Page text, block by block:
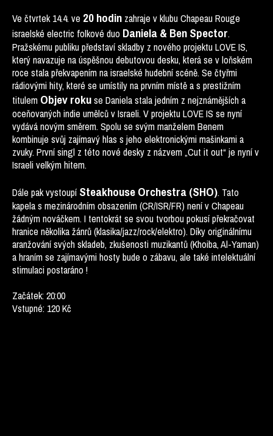
Ve čtvrtek 14.4. ve 20 hodin zahraje v klubu Chapeau Rouge
israelské electric folkové duo Daniela & Ben Spector.
Pražskému publiku představí skladby z nového projektu LOVE IS,
který navazuje na úspěšnou debutovou desku, která se v loňském
roce stala překvapením na israelské hudební scéně. Se čtyřmi
rádiovými hity, které se umístily na prvním místě a s prestižním
titulem Objev rokuse Daniela stala jedním z nejznámějších a
oceňovaných indie umělců v Israeli. V projektu LOVE IS se nyní
vydává novým směrem. Spolu se svým manželem Benem
kombinuje svůj zajímavý hlas s jeho elektronickými mašinkami a
zvuky. První singl z této nové desky z názvem „Cut it out“ je nyní v
Israeli velkým hitem.
Dále pak vystoupí Steakhouse Orchestra (SHO). Tato
kapela s mezinárodním obsazením (CR/ISR/FR) není v Chapeau
žádným nováčkem. I tentokrát se svou tvorbou pokusí překračovat
hranice několika žánrů (klasika/jazz/rock/elektro). Díky originálnímu
aranžování svých skladeb, zkušenosti muzikantů (Khoiba, Al-Yaman)
a hraním se zajímavými hosty bude o zábavu, ale také intelektuální
stimulaci postaráno !
Začátek: 20:00
Vstupné: 120 Kč